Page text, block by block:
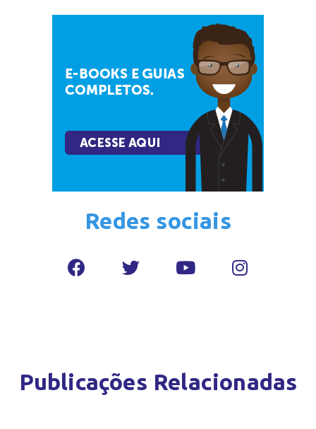
Redes sociais
Publicações Relacionadas